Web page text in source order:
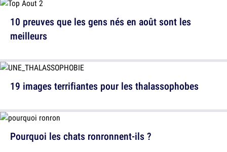
10 preuves que les gens nés en août sont les
meilleurs
Pourquoi les chats ronronnent-ils ?
19 images terrifiantes pour les thalassophobes